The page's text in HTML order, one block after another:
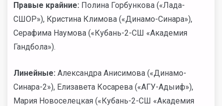
Правые крайние: Полина Горбункова («Лада-
СШОР»), Кристина Климова («Динамо-Синара»),
Серафима Наумова («Кубань-2-СШ «Академия
Гандбола»).
Линейные: Александра Анисимова («Динамо-
Синара-2»), Елизавета Косарева («АГУ-Адыиф»),
Мария Новоселецкая («Кубань-2-СШ «Академия